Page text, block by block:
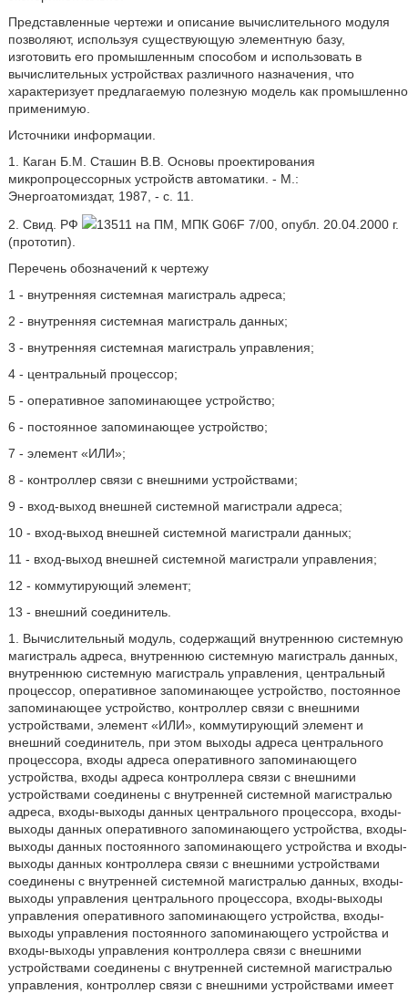
Представленные чертежи и описание вычислительного модуля
позволяют, используя существующую элементную базу,
изготовить его промышленным способом и использовать в
вычислительных устройствах различного назначения, что
характеризует предлагаемую полезную модель как промышленно
применимую.
Источники информации.
1. Каган Б.М. Сташин В.В. Основы проектирования
микропроцессорных устройств автоматики. - М.:
Энергоатомиздат, 1987, - с. 11.
2. Свид. РФ
13511 на ПМ, МПК G06F 7/00, опубл. 20.04.2000 г.
(прототип).
Перечень обозначений к чертежу
1 - внутренняя системная магистраль адреса;
2 - внутренняя системная магистраль данных;
3 - внутренняя системная магистраль управления;
4 - центральный процессор;
5 - оперативное запоминающее устройство;
6 - постоянное запоминающее устройство;
7 - элемент «ИЛИ»;
8 - контроллер связи с внешними устройствами;
9 - вход-выход внешней системной магистрали адреса;
10 - вход-выход внешней системной магистрали данных;
11 - вход-выход внешней системной магистрали управления;
12 - коммутирующий элемент;
13 - внешний соединитель.
1. Вычислительный модуль, содержащий внутреннюю системную
магистраль адреса, внутреннюю системную магистраль данных,
внутреннюю системную магистраль управления, центральный
процессор, оперативное запоминающее устройство, постоянное
запоминающее устройство, контроллер связи с внешними
устройствами, элемент «ИЛИ», коммутирующий элемент и
внешний соединитель, при этом выходы адреса центрального
процессора, входы адреса оперативного запоминающего
устройства, входы адреса контроллера связи с внешними
устройствами соединены с внутренней системной магистралью
адреса, входы-выходы данных центрального процессора, входы-
выходы данных оперативного запоминающего устройства, входы-
выходы данных постоянного запоминающего устройства и входы-
выходы данных контроллера связи с внешними устройствами
соединены с внутренней системной магистралью данных, входы-
выходы управления центрального процессора, входы-выходы
управления оперативного запоминающего устройства, входы-
выходы управления постоянного запоминающего устройства и
входы-выходы управления контроллера связи с внешними
устройствами соединены с внутренней системной магистралью
управления, контроллер связи с внешними устройствами имеет